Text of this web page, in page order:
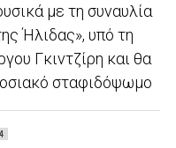
με τη συναυλία
Ήλιδας», υπό τη
Γκιντζίρη και θα
σταφιδόψωμο